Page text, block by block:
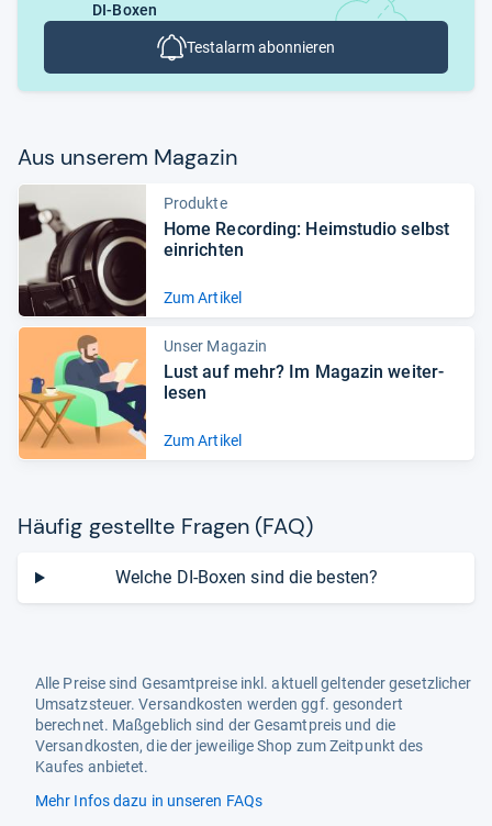
DI-Boxen
Testalarm abonnieren
Aus unse­rem Maga­zin
Produkte
Home Recor­ding: Heim­stu­dio selbst
ein­rich­ten
Zum Artikel
Unser Magazin
Lust auf mehr? Im Maga­zin wei­ter­
le­sen
Zum Artikel
Häu­fig gestellte Fra­gen (FAQ)
Welche DI-Boxen sind die besten?
Alle Preise sind Gesamtpreise inkl. aktuell geltender gesetzlicher
Umsatzsteuer. Versandkosten werden ggf. gesondert
berechnet. Maßgeblich sind der Gesamtpreis und die
Versandkosten, die der jeweilige Shop zum Zeitpunkt des
Kaufes anbietet.
Mehr Infos dazu in unseren FAQs